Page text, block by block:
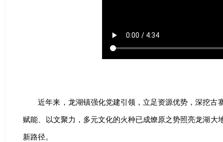
近年来，龙湖镇强化党建引领，立足资源优势，深挖
赋能、以文聚力，多元文化的火种已成燎原之势照亮龙湖
新路径。